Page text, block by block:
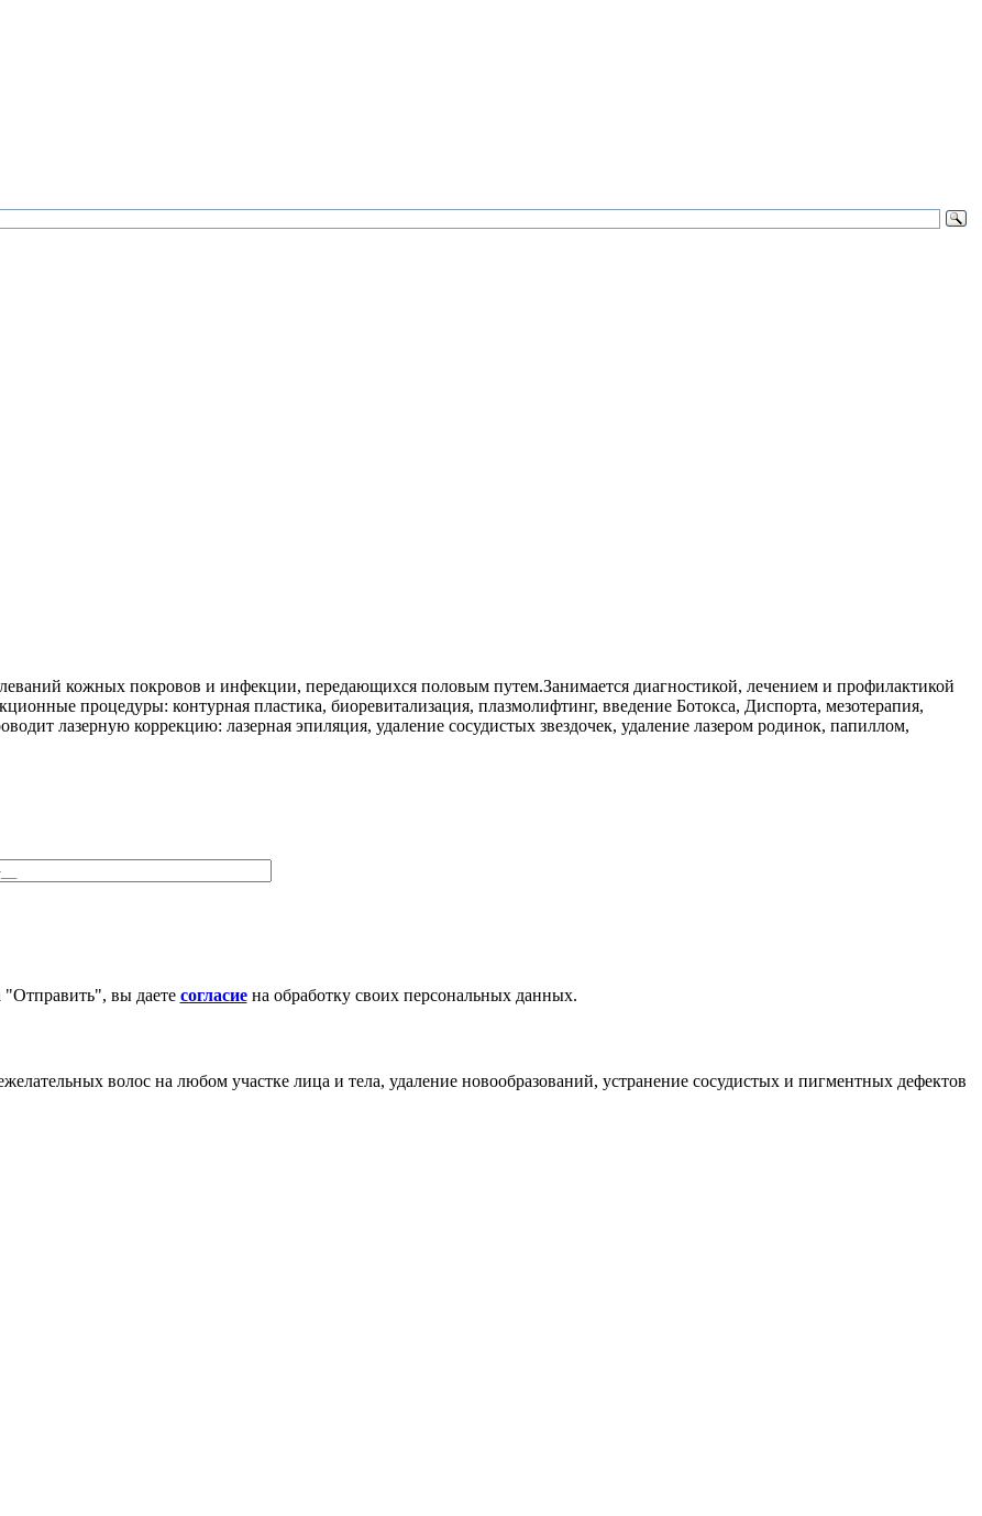
кожных покровов и инфекции, передающихся половым путем.Занимается диагностикой, лечением и профилактикой
процедуры: контурная пластика, биоревитализация, плазмолифтинг, введение Ботокса, Диспорта, мезотерапия,
лазерную коррекцию: лазерная эпиляция, удаление сосудистых звездочек, удаление лазером родинок, папиллом,
вы даете согласиена обработку своих персональных данных.
волос на любом участке лица и тела, удаление новообразований, устранение сосудистых и пигментных дефектов